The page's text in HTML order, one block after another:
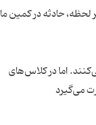
لحظه، حادثه در کمین ما
اما در کلاس‌های